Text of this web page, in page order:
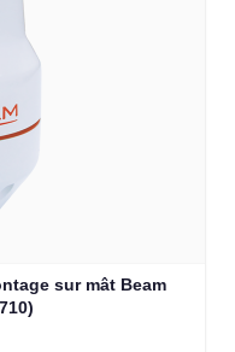
sur mât Beam